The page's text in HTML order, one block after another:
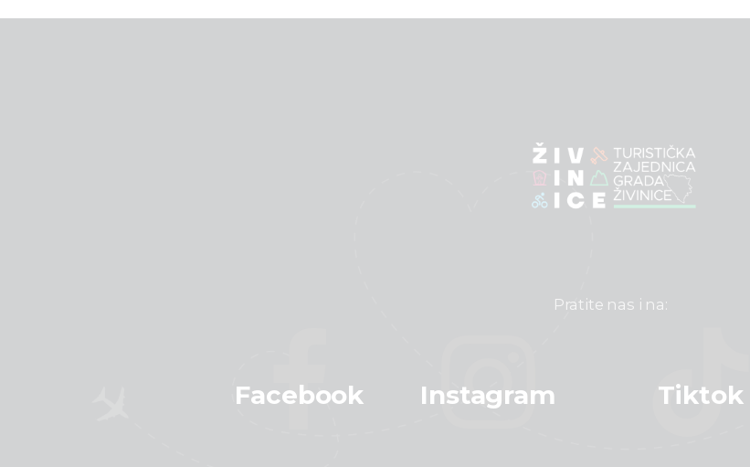
Pratite nas i na:
Facebook Instagram Tiktok